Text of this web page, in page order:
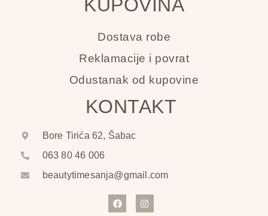
KUPOVINA
Dostava robe
Reklamacije i povrat
Odustanak od kupovine
KONTAKT
Bore Tirića 62, Šabac
063 80 46 006
beautytimesanja@gmail.com